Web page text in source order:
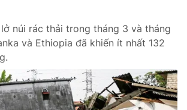
núi rác thải trong tháng 3 và tháng
và Ethiopia đã khiến ít nhất 132